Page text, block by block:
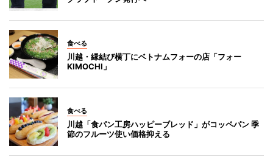
食べる
川越・縁結び横丁にベトナムフォーの店「フォー
KIMOCHI」
食べる
川越「食パン工房ハッピーブレッド」がコッペパン 季
節のフルーツ使い価格抑える